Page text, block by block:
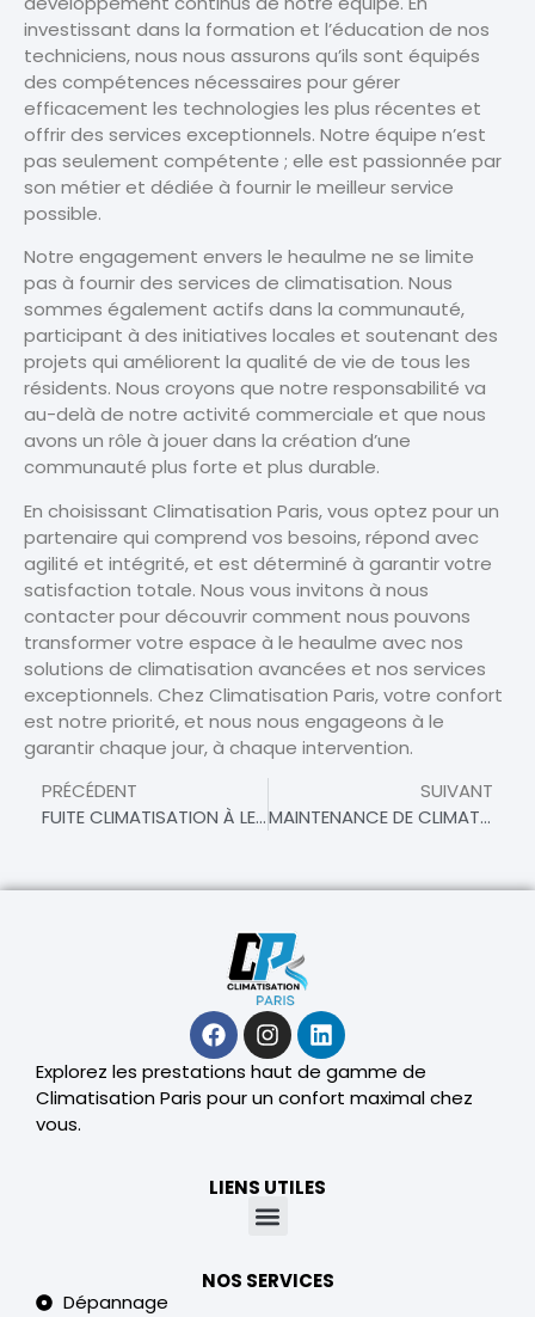
investissant dans la formation et l’éducation de nos
techniciens, nous nous assurons qu’ils sont équipés
des compétences nécessaires pour gérer
efficacement les technologies les plus récentes et
offrir des services exceptionnels. Notre équipe n’est
pas seulement compétente ; elle est passionnée par
son métier et dédiée à fournir le meilleur service
possible.
Notre engagement envers le heaulme ne se limite
pas à fournir des services de climatisation. Nous
sommes également actifs dans la communauté,
participant à des initiatives locales et soutenant des
projets qui améliorent la qualité de vie de tous les
résidents. Nous croyons que notre responsabilité va
au-delà de notre activité commerciale et que nous
avons un rôle à jouer dans la création d’une
communauté plus forte et plus durable.
En choisissant Climatisation Paris, vous optez pour un
partenaire qui comprend vos besoins, répond avec
agilité et intégrité, et est déterminé à garantir votre
satisfaction totale. Nous vous invitons à nous
contacter pour découvrir comment nous pouvons
transformer votre espace à le heaulme avec nos
solutions de climatisation avancées et nos services
exceptionnels. Chez Climatisation Paris, votre confort
est notre priorité, et nous nous engageons à le
garantir chaque jour, à chaque intervention.
PRÉCÉDENT
FUITE CLIMATISATION À LE HEAULME – RÉPARATION RAPIDE POUR ASSURER VOTRE CONFORT
SUIVANT
MAINTENANCE DE CLIMATISATION À LE HEAULME – PRÉSERVEZ L’EFFICACITÉ DE VOTRE SYSTÈME
Explorez les prestations haut de gamme de
Climatisation Paris pour un confort maximal chez
vous.
LIENS UTILES
NOS SERVICES
Dépannage